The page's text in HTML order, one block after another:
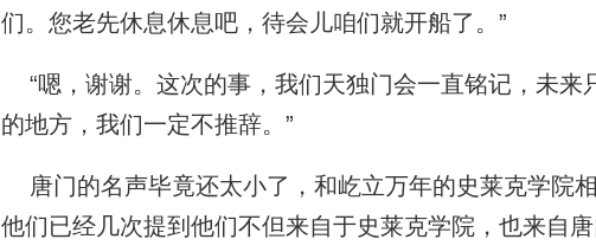
们。您老先休息休息吧，待会儿咱们就开船了。”
“嗯，谢谢。这次的事，我们天独门会一直铭记，未来
的地方，我们一定不推辞。”
唐门的名声毕竟还太小了，和屹立万年的史莱克学院
他们已经几次提到他们不但来自于史莱克学院，也来自